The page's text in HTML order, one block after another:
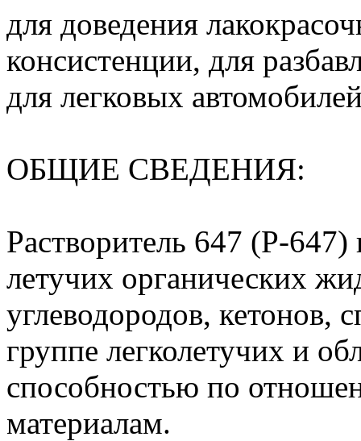
для доведения
консистенции, для
для легковых
ОБЩИЕ СВЕДЕНИЯ:
Растворитель 647 (Р-647)
летучих органических
углеводородов, кетонов,
группе легколетучих и
способностью по
материалам.